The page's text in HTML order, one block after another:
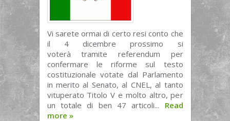
Vi sarete ormai di certo resi conto che
il 4 dicembre prossimo si
voterà tramite referendum per
confermare le riforme sul testo
costituzionale votate dal Parlamento
in merito al Senato, al CNEL, al tanto
vituperato Titolo V e molto altro, per
un totale di ben 47 articoli... Read
more »